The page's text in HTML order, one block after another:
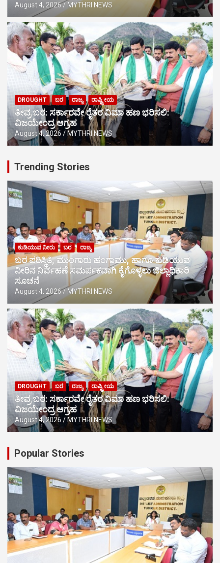
August 4, 2026 MYTHRI NEWS
DROUGHT ಬರ ರಾಜ್ಯ ರಾಷ್ಟ್ರೀಯ
ತೀವ್ರ ಬರ: ಸರ್ಕಾರವೇ ರೈತರ ವಿಮಾ ಹಣ ಭರಿಸಲಿ:
ವಿಜಯೇಂದ್ರ ಆಗ್ರಹ
August 4, 2026 MYTHRI NEWS
Trending Stories
ಕುಡಿಯುವ ನೀರು ಬರ ರಾಜ್ಯ
ಬರ ಪರಿಸ್ಥಿತಿ, ಮುಂಗಾರು ಹಂಗಾಮು, ಹಾಗೂ ಕುಡಿಯುವ
ನೀರಿನ ನಿರ್ವಹಣೆ ಸಮರ್ಪಕವಾಗಿ ಕೈಗೊಳ್ಳಲು ಜಿಲ್ಲಾಧಿಕಾರಿ
ಸೂಚನೆ
August 4, 2026 MYTHRI NEWS
DROUGHT ಬರ ರಾಜ್ಯ ರಾಷ್ಟ್ರೀಯ
ತೀವ್ರ ಬರ: ಸರ್ಕಾರವೇ ರೈತರ ವಿಮಾ ಹಣ ಭರಿಸಲಿ:
ವಿಜಯೇಂದ್ರ ಆಗ್ರಹ
August 4, 2026 MYTHRI NEWS
Popular Stories